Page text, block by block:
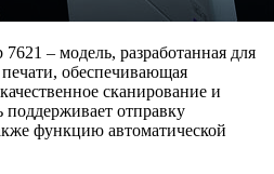
– модель, разработанная для
обеспечивающая
сканирование и
отправку
функцию автоматической